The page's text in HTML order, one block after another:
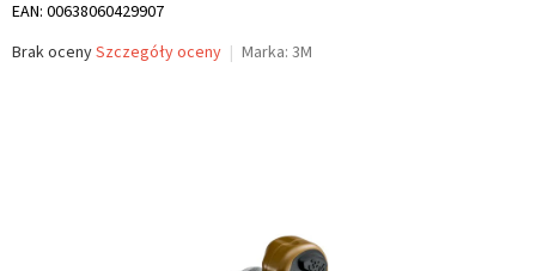
EAN: 00638060429907
Średnia
Brak ocenySzczegóły oceny Marka: 3M